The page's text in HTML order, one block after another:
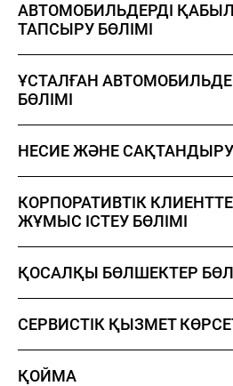
АВТОМОБИЛЬДЕРДІ
ТАПСЫРУ БӨЛІМІ
ҰСТАЛҒАН
БӨЛІМІ
НЕСИЕ ЖӘНЕ САҚТАНДЫРУ
КОРПОРАТИВТІК
ЖҰМЫС ІСТЕУ БӨЛІМІ
ҚОСАЛҚЫ БӨЛШЕКТЕР
СЕРВИСТІК ҚЫЗМЕТ
ҚОЙМА